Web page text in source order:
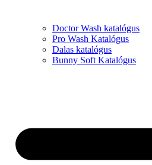
Doctor Wash katalógus
Pro Wash Katalógus
Dalas katalógus
Bunny Soft Katalógus